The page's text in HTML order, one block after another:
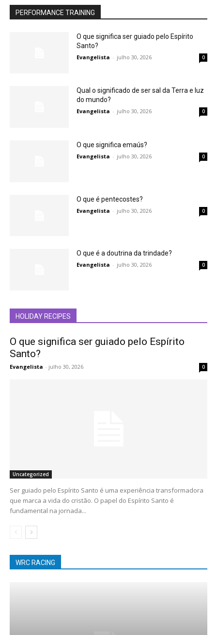
PERFORMANCE TRAINING
O que significa ser guiado pelo Espírito
Santo?
Evangelista - julho 30, 2026 0
Qual o significado de ser sal da Terra e luz
do mundo?
Evangelista - julho 30, 2026 0
O que significa emaús?
Evangelista - julho 30, 2026 0
O que é pentecostes?
Evangelista - julho 30, 2026 0
O que é a doutrina da trindade?
Evangelista - julho 30, 2026 0
HOLIDAY RECIPES
O que significa ser guiado pelo Espírito
Santo?
Evangelista - julho 30, 2026 0
Uncategorized
Ser guiado pelo Espírito Santo é uma experiência transformadora
que marca a vida do cristão. O papel do Espírito Santo é
fundamental na jornada...
WRC RACING